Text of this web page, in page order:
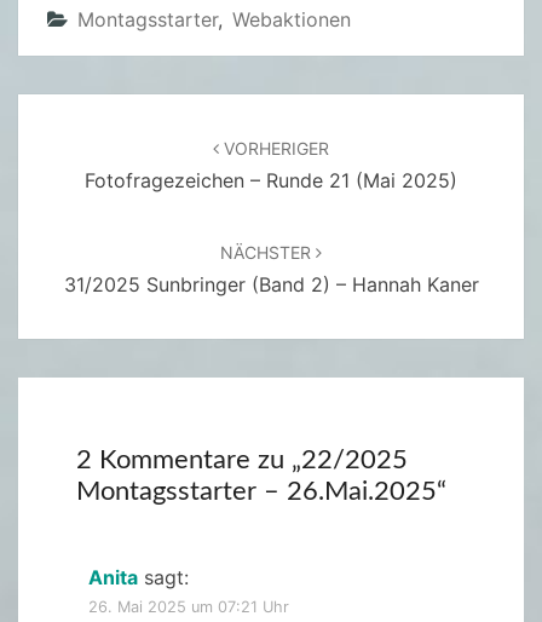
Montagsstarter, Webaktionen
VORHERIGER
Fotofragezeichen – Runde 21 (Mai 2025)
NÄCHSTER
31/2025 Sunbringer (Band 2) – Hannah Kaner
2 Kommentare zu „22/2025
Montagsstarter – 26.Mai.2025“
Anita sagt:
26. Mai 2025 um 07:21 Uhr